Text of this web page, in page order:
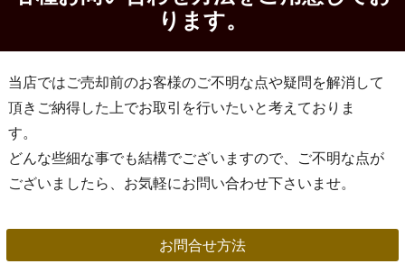
ります。
当店ではご売却前のお客様のご不明な点や疑問を解消して
頂きご納得した上でお取引を行いたいと考えておりま
す。
どんな些細な事でも結構でございますので、ご不明な点が
ございましたら、お気軽にお問い合わせ下さいませ。
お問合せ方法